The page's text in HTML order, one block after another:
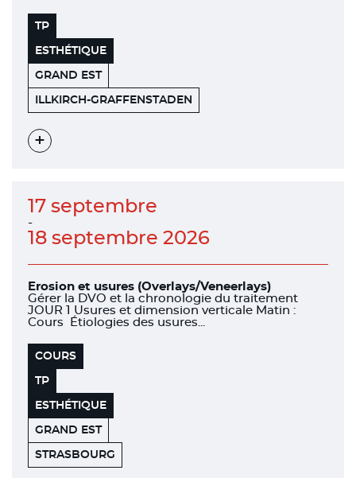
TP
ESTHÉTIQUE
GRAND EST
HENRY
SCHEIN
ILLKIRCH-GRAFFENSTADEN
Voir
17 septembre
-
18 septembre 2026
Erosion et usures (Overlays/Veneerlays)
Gérer la DVO et la chronologie du traitement
JOUR 1 Usures et dimension verticale Matin :
Cours Étiologies des usures...
COURS
TP
ESTHÉTIQUE
GRAND EST
FACULTÉ
DE
STRASBOURG